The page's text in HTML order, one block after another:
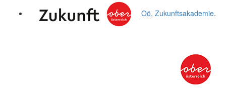
Oö. Zukunftsakademie.